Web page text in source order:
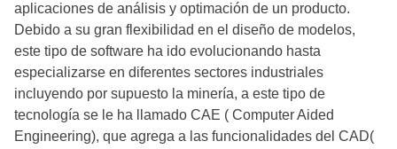
aplicaciones de análisis y optimación de un producto.
Debido a su gran flexibilidad en el diseño de modelos,
este tipo de software ha ido evolucionando hasta
especializarse en diferentes sectores industriales
incluyendo por supuesto la minería, a este tipo de
tecnología se le ha llamado CAE ( Computer Aided
Engineering), que agrega a las funcionalidades del CAD(